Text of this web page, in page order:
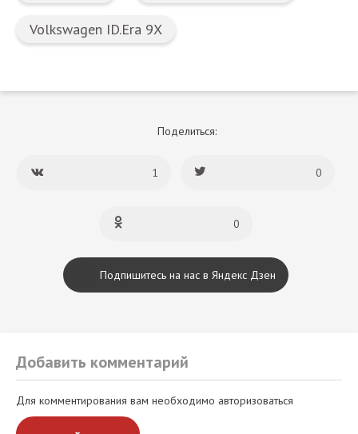
Volkswagen ID.Era 9X
Поделиться:
1 0
0
Подпишитесь на нас в Яндекс Дзен
Добавить комментарий
Для комментирования вам необходимо авторизоваться